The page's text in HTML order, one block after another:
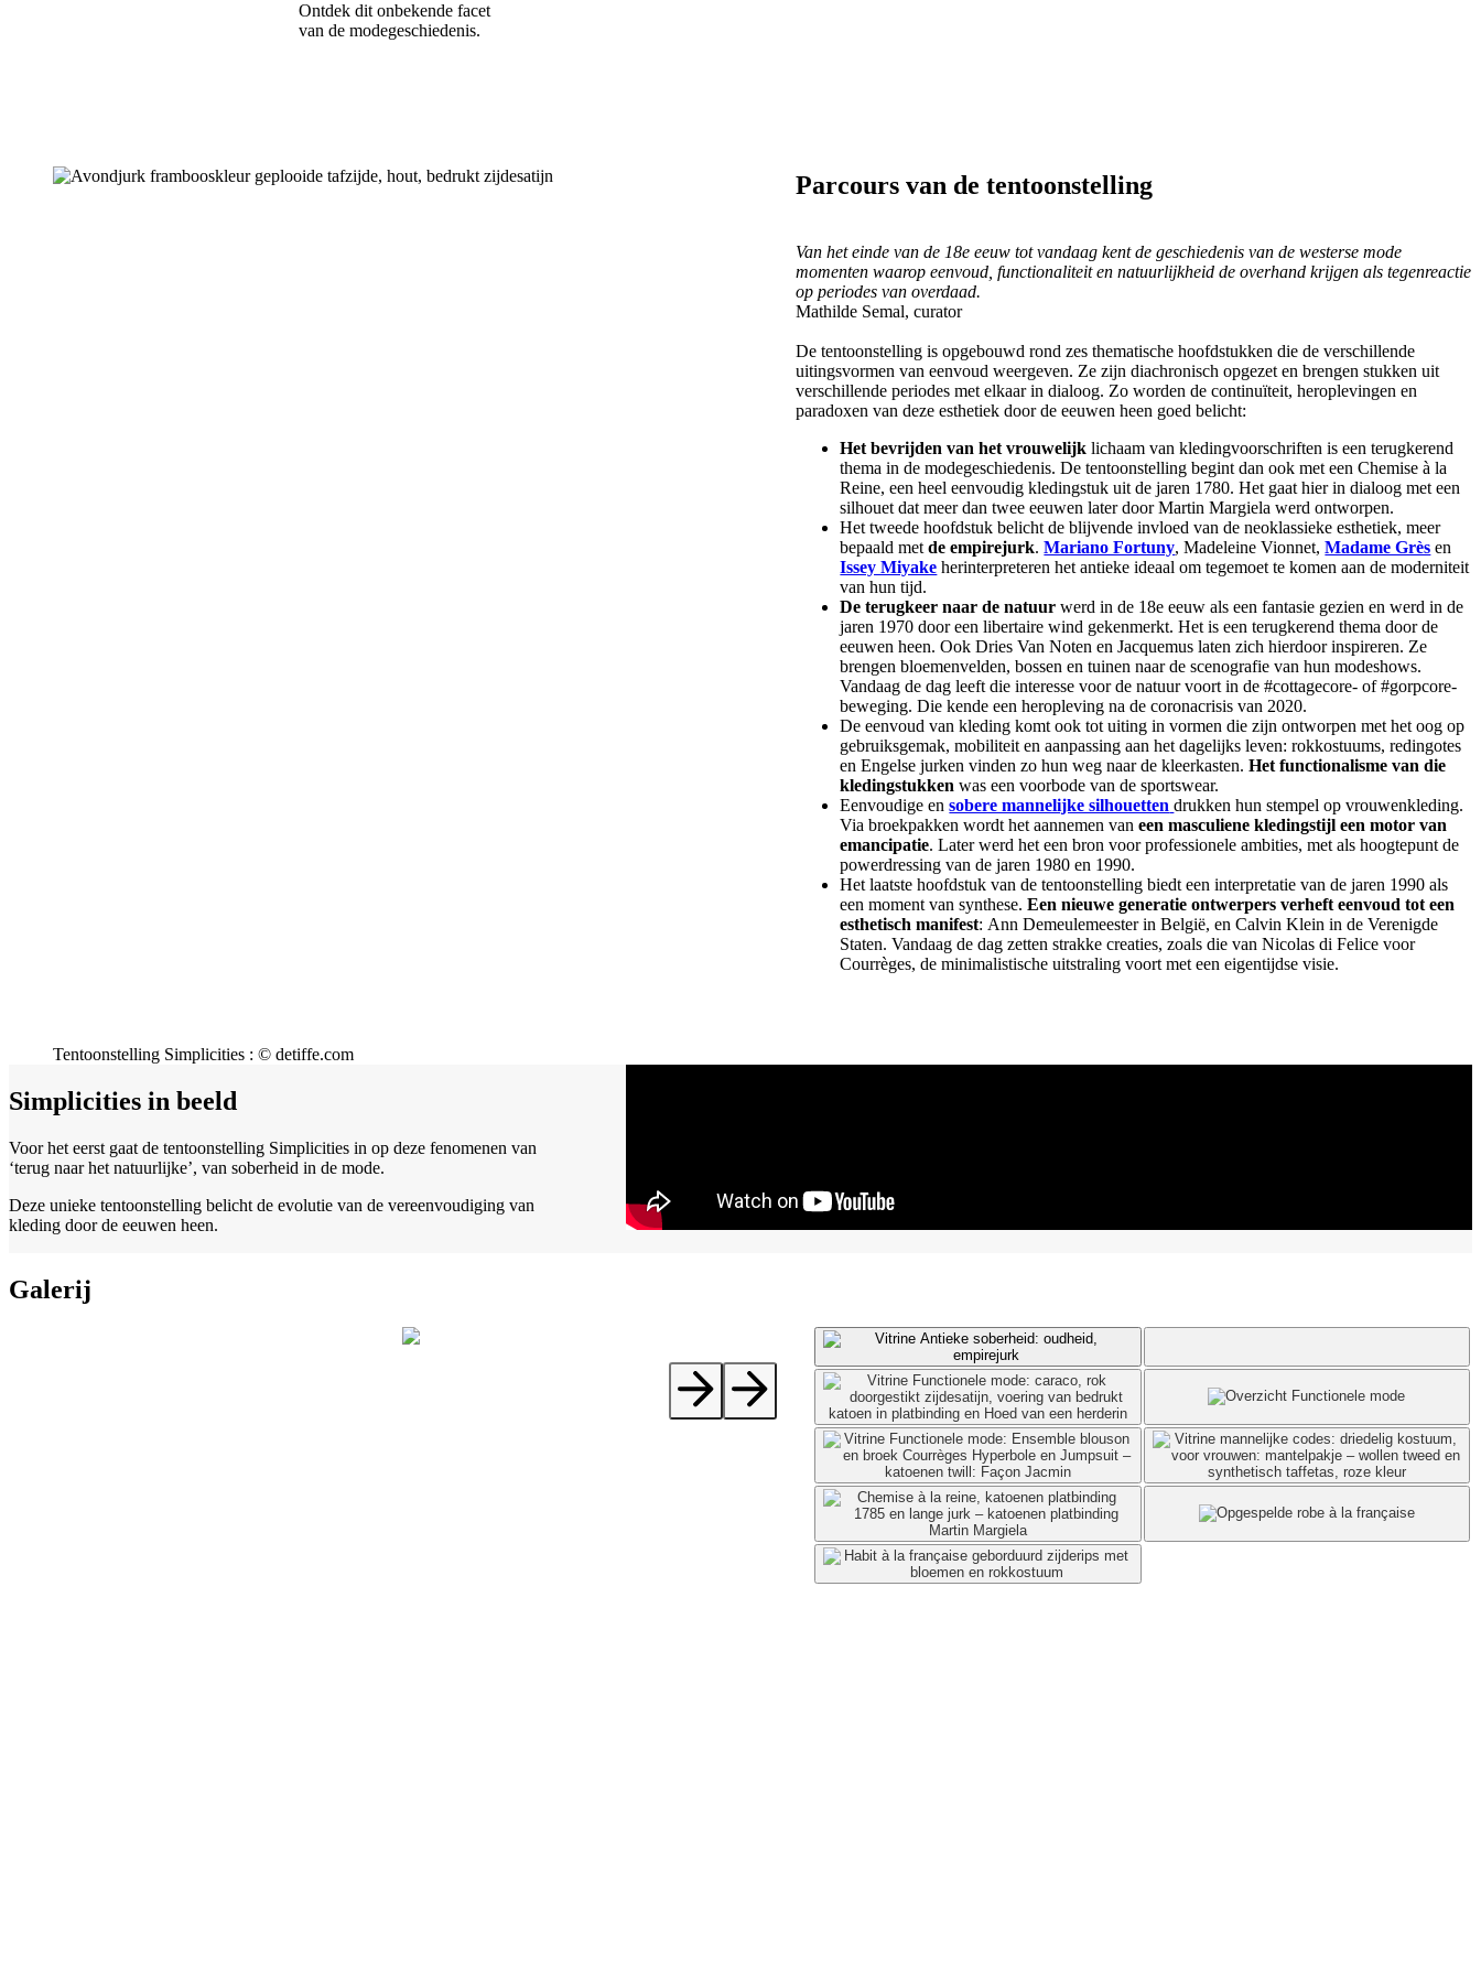
Ontdek dit onbekende facet
van de modegeschiedenis.
Tentoonstelling Simplicities : © detiffe.com
Parcours van de tentoonstelling
Van het einde van de 18e eeuw tot vandaag kent de geschiedenis van de westerse mode
momenten waarop eenvoud, functionaliteit en natuurlijkheid de overhand krijgen als tegenreactie
op periodes van overdaad.
Mathilde Semal, curator
De tentoonstelling is opgebouwd rond zes thematische hoofdstukken die de verschillende
uitingsvormen van eenvoud weergeven. Ze zijn diachronisch opgezet en brengen stukken uit
verschillende periodes met elkaar in dialoog. Zo worden de continuïteit, heroplevingen en
paradoxen van deze esthetiek door de eeuwen heen goed belicht:
Het bevrijden van het vrouwelijklichaam van kledingvoorschriften is een terugkerend
thema in de modegeschiedenis. De tentoonstelling begint dan ook met een Chemise à la
Reine, een heel eenvoudig kledingstuk uit de jaren 1780. Het gaat hier in dialoog met een
silhouet dat meer dan twee eeuwen later door Martin Margiela werd ontworpen.
Het tweede hoofdstuk belicht de blijvende invloed van de neoklassieke esthetiek, meer
bepaald metde empirejurk.Mariano Fortuny, Madeleine Vionnet,Madame Grès en
Issey Miyake herinterpreteren het antieke ideaal om tegemoet te komen aan de moderniteit
van hun tijd.
De terugkeer naar de natuur werd in de 18e eeuw als een fantasie gezien en werd in de
jaren 1970 door een libertaire wind gekenmerkt. Het is een terugkerend thema door de
eeuwen heen. Ook Dries Van Noten en Jacquemus laten zich hierdoor inspireren. Ze
brengen bloemenvelden, bossen en tuinen naar de scenografie van hun modeshows.
Vandaag de dag leeft die interesse voor de natuur voort in de #cottagecore- of #gorpcore-
beweging. Die kende een heropleving na de coronacrisis van 2020.
De eenvoud van kleding komt ook tot uiting in vormen die zijn ontworpen met het oog op
gebruiksgemak, mobiliteit en aanpassing aan het dagelijks leven: rokkostuums, redingotes
en Engelse jurken vinden zo hun weg naar de kleerkasten.Het functionalisme van die
kledingstukken was een voorbode van de sportswear.
Eenvoudige ensobere mannelijke silhouetten drukken hun stempel op vrouwenkleding.
Via broekpakken wordt het aannemen vaneen masculiene kledingstijl een motor van
emancipatie. Later werd het een bron voor professionele ambities, met als hoogtepunt de
powerdressing van de jaren 1980 en 1990.
Het laatste hoofdstuk van de tentoonstelling biedt een interpretatie van de jaren 1990 als
een moment van synthese.Een nieuwe generatie ontwerpers verheft eenvoud tot een
esthetisch manifest: Ann Demeulemeester in België, en Calvin Klein in de Verenigde
Staten. Vandaag de dag zetten strakke creaties, zoals die van Nicolas di Felice voor
Courrèges, de minimalistische uitstraling voort met een eigentijdse visie.
Simplicities in beeld
Voor het eerst gaat de tentoonstelling Simplicities in op deze fenomenen van
‘terug naar het natuurlijke’, van soberheid in de mode.
Deze unieke tentoonstelling belicht de evolutie van de vereenvoudiging van
kleding door de eeuwen heen.
Galerij